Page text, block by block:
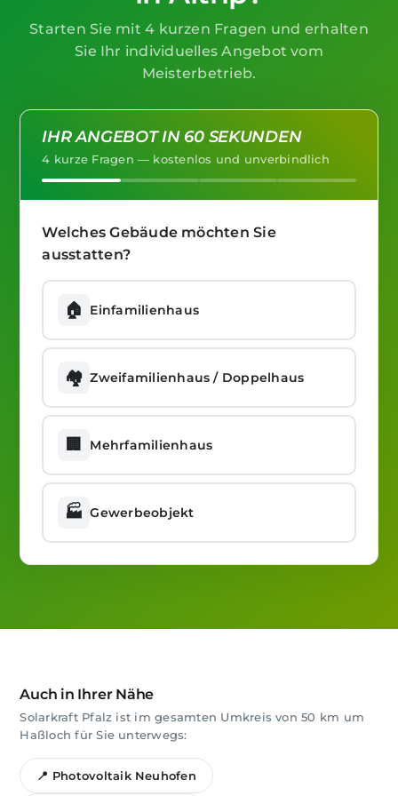
Starten Sie mit 4 kurzen Fragen und erhalten
Sie Ihr individuelles Angebot vom
Meisterbetrieb.
IHR ANGEBOT IN 60 SEKUNDEN
4 kurze Fragen — kostenlos und unverbindlich
Welches Gebäude möchten Sie
ausstatten?
🏠 Einfamilienhaus
🏘️ Zweifamilienhaus / Doppelhaus
🏢 Mehrfamilienhaus
🏭 Gewerbeobjekt
Auch in Ihrer Nähe
Solarkraft Pfalz ist im gesamten Umkreis von 50 km um
Haßloch für Sie unterwegs:
📍 Photovoltaik Neuhofen